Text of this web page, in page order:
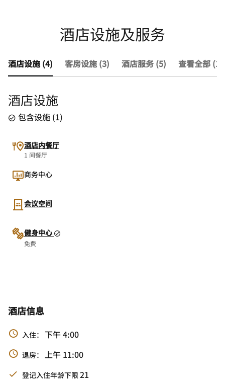
酒店设施及服务
酒店设施 (4) 客房设施 (3) 酒店服务 (5) 查看全部
酒店设施
包含设施 (1)
酒店内餐厅
1 间餐厅
商务中心
会议空间
健身中心
免费
酒店信息
入住： 下午 4:00
退房： 上午 11:00
登记入住年龄下限21